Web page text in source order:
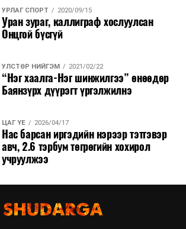
УРЛАГ СПОРТ 2020/09/15
Уран зураг, каллиграф хослуулсан
Онцгой бүсгүй
УЛСТӨР НИЙГЭМ 2021/02/22
“Нэг хаалга-Нэг шинжилгээ” өнөөдөр
Баянзүрх дүүрэгт үргэлжилнэ
ЦАГ ҮЕ 2026/04/17
Нас барсан иргэдийн нэрээр тэтгэвэр
авч, 2.6 тэрбум төгрөгийн хохирол
учруулжээ